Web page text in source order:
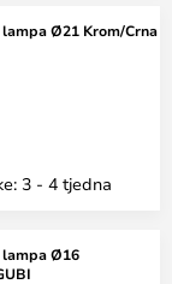
Ø21 Krom/Crna
3 - 4 tjedna
lampa Ø16